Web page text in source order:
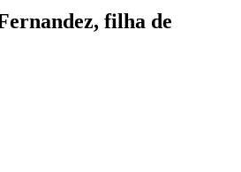
filha de